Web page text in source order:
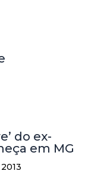
do ex-
em MG